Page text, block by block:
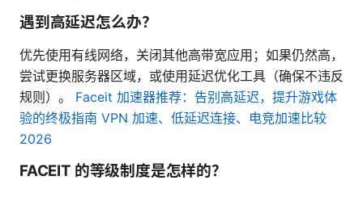
遇到高延迟怎么办？
优先使用有线网络，关闭其他高带宽应用；如果仍然高，
尝试更换服务器区域，或使用延迟优化工具（确保不违反
规则）。 Faceit 加速器推荐：告别高延迟，提升游戏体
验的终极指南 VPN 加速、低延迟连接、电竞加速比较
2026
FACEIT 的等级制度是怎样的？